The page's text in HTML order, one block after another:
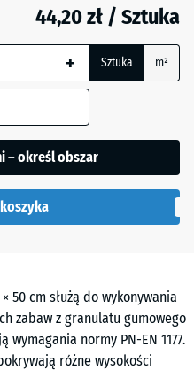
50 cm służą do wykonywania
zabaw z granulatu gumowego
normy PN-EN 1177.
różne wysokości
44,20 zł / Sztuka
+ Sztuka m²
– określ obszar